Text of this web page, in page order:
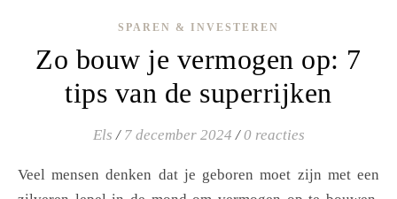
SPAREN & INVESTEREN
Zo bouw je vermogen op: 7
tips van de superrijken
Els / 7 december 2024 / 0 reacties
Veel mensen denken dat je geboren moet zijn met een